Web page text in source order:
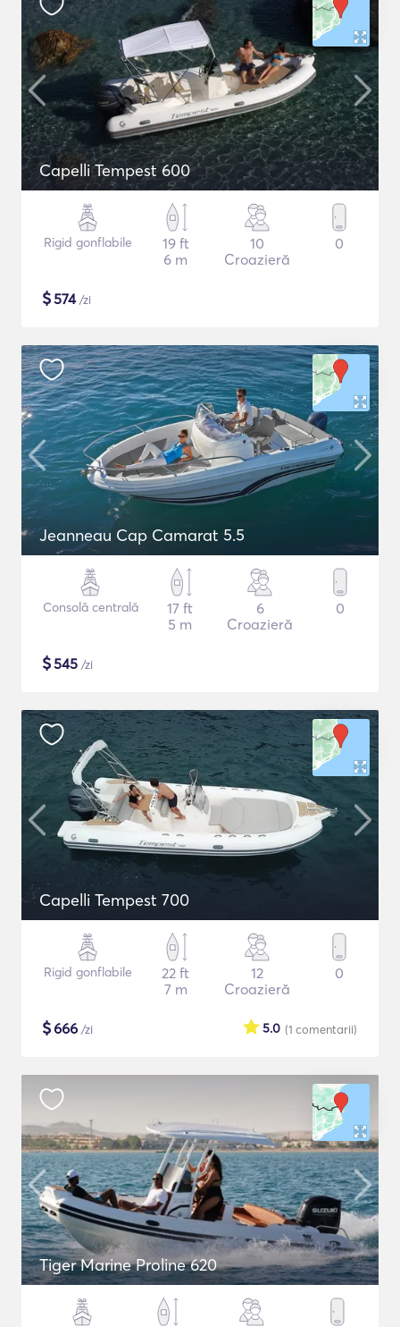
Capelli Tempest 600
Rigid gonflabile
19 ft
6 m
10
Croazieră
0
$574/zi
Jeanneau Cap Camarat 5.5
Consolă centrală
17 ft
5 m
6
Croazieră
0
$545 /zi
Capelli Tempest 700
Rigid gonflabile
22 ft
7 m
12
Croazieră
0
$666 /zi (1 comentarii)
5.0
Tiger Marine Proline 620